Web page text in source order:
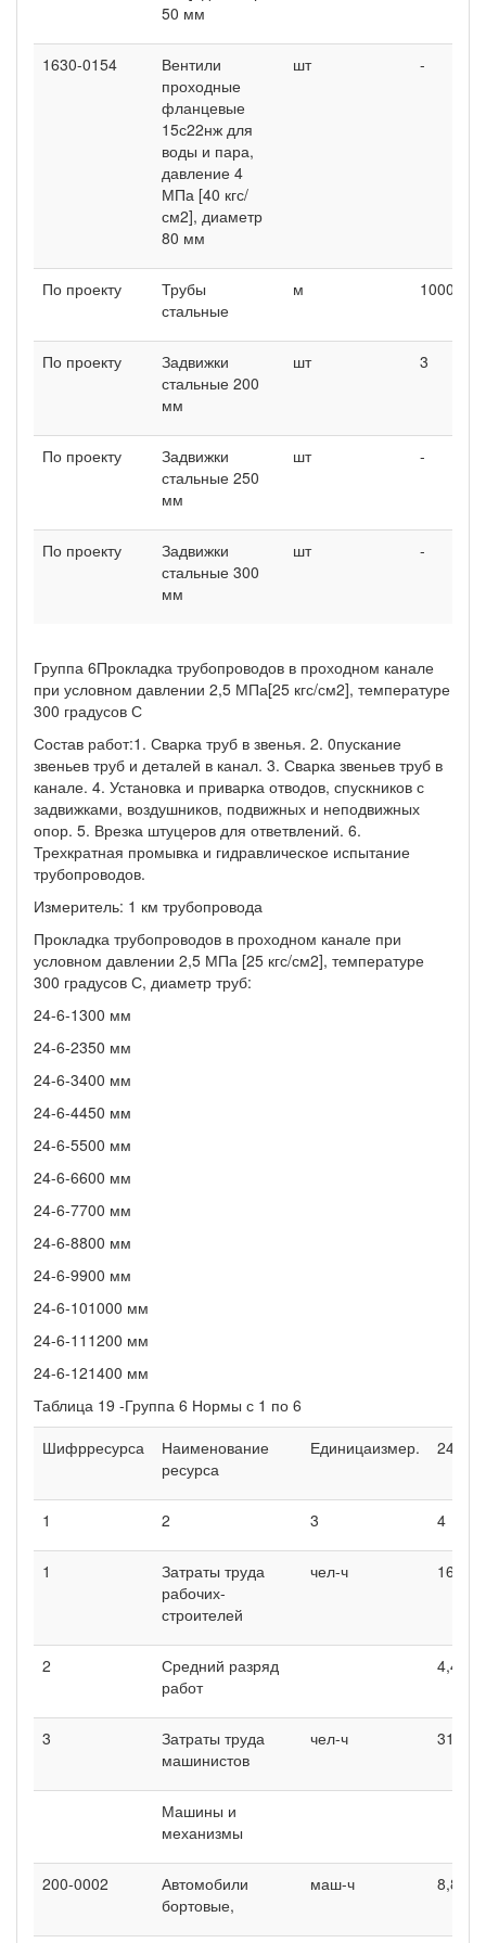
50 мм
1630-0154
Вентили
проходные
фланцевые
15с22нж для
воды и пара,
давление 4
МПа [40 кгс/
см2], диаметр
80 мм
шт -
По проекту
Трубы
стальные
м 1000
По проекту
Задвижки
стальные 200
мм
шт 3
По проекту
Задвижки
стальные 250
мм
шт -
По проекту
Задвижки
стальные 300
мм
шт -
Группа 6Прокладка трубопроводов в проходном канале
при условном давлении 2,5 МПа[25 кгс/см2], температуре
300 градусов С
Состав работ:1. Сварка труб в звенья. 2. 0пускание
звеньев труб и деталей в канал. 3. Сварка звеньев труб в
канале. 4. Установка и приварка отводов, спускников с
задвижками, воздушников, подвижных и неподвижных
опор. 5. Врезка штуцеров для ответвлений. 6.
Трехкратная промывка и гидравлическое испытание
трубопроводов.
Измеритель: 1 км трубопровода
Прокладка трубопроводов в проходном канале при
условном давлении 2,5 МПа [25 кгс/см2], температуре
300 градусов С, диаметр труб:
24-6-1300 мм
24-6-2350 мм
24-6-3400 мм
24-6-4450 мм
24-6-5500 мм
24-6-6600 мм
24-6-7700 мм
24-6-8800 мм
24-6-9900 мм
24-6-101000 мм
24-6-111200 мм
24-6-121400 мм
Таблица 19 -Группа 6 Нормы с 1 по 6
Шифрресурса
Наименование
ресурса
Единицаизмер. 24-61
1 2 3 4
1
Затраты труда
рабочих-
строителей
чел-ч
2
Средний разряд
работ
4,4
3
Затраты труда
машинистов
чел-ч 315,61
Машины и
механизмы
200-0002
Автомобили
бортовые,
маш-ч 8,85